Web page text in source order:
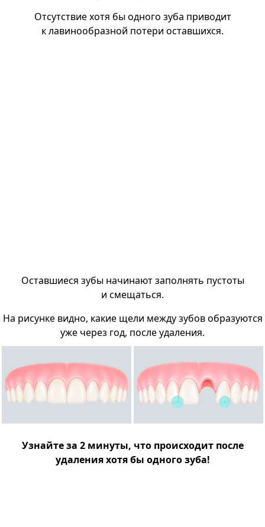
Отсутствие хотя бы одного зуба приводит
к лавинообразной потери оставшихся.
Оставшиеся зубы начинают заполнять пустоты
и смещаться.
На рисунке видно, какие щели между зубов образуются
уже через год, после удаления.
Узнайте за 2 минуты, что происходит после
удаления хотя бы одного зуба!